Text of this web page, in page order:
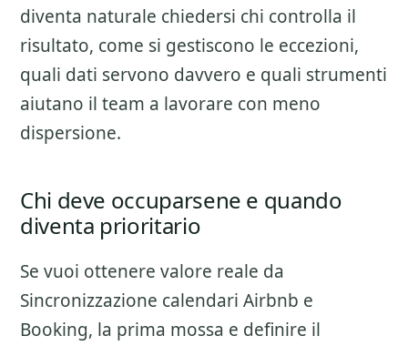
diventa naturale chiedersi chi controlla il
risultato, come si gestiscono le eccezioni,
quali dati servono davvero e quali strumenti
aiutano il team a lavorare con meno
dispersione.
Chi deve occuparsene e quando
diventa prioritario
Se vuoi ottenere valore reale da
Sincronizzazione calendari Airbnb e
Booking, la prima mossa e definire il